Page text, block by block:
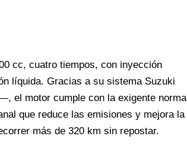
cc, cuatro tiempos, con inyección
líquida. Gracias a su sistema Suzuki
el motor cumple con la exigente norma
que reduce las emisiones y mejora la
más de 320 km sin repostar.